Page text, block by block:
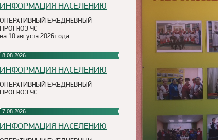
ИНФОРМАЦИЯ НАСЕЛЕНИЮ
ОПЕРАТИВНЫЙ ЕЖЕДНЕВНЫЙ
ПРОГНОЗ ЧС
на 10 августа 2026 года
8.08.2026
ИНФОРМАЦИЯ НАСЕЛЕНИЮ
ОПЕРАТИВНЫЙ ЕЖЕДНЕВНЫЙ
ПРОГНОЗ ЧС
7.08.2026
ИНФОРМАЦИЯ НАСЕЛЕНИЮ